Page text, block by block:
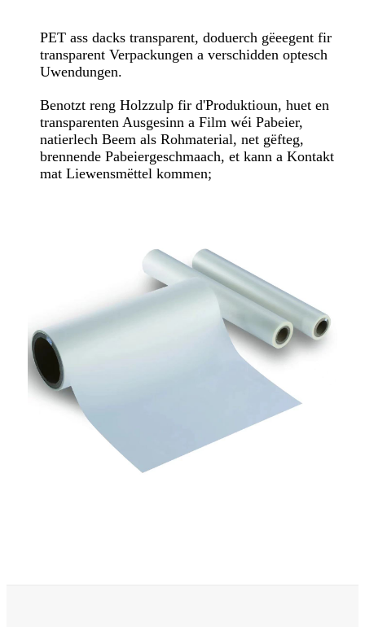
PET ass dacks transparent, doduerch gëeegent fir
transparent Verpackungen a verschidden optesch
Uwendungen.
Benotzt reng Holzzulp fir d'Produktioun, huet en
transparenten Ausgesinn a Film wéi Pabeier,
natierlech Beem als Rohmaterial, net gëfteg,
brennende Pabeiergeschmaach, et kann a Kontakt
mat Liewensmëttel kommen;